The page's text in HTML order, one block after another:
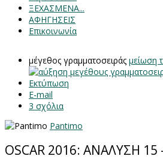
ΞΕΧΑΣΜΕΝΑ...
ΑΦΗΓΗΣΕΙΣ
Επικοινωνία
μέγεθος γραμματοσειράς μείωση
Εκτύπωση
E-mail
3 σχόλια
Pantimo
OSCAR 2016: ΑΝΑΛΥΣΗ